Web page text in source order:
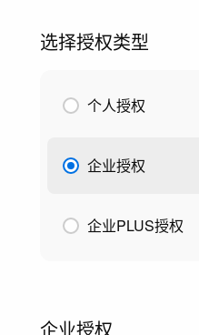
选择授权类型
个人授权
企业授权
企业PLUS授权
企业授权